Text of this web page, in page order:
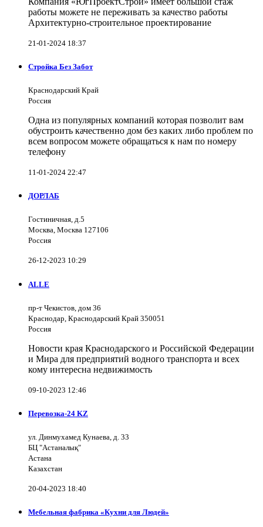
работы можете не переживать за качество работы
Архитектурно-строительное проектирование
21-01-2024 18:37
Стройка Без Забот
Краснодарский Край
Россия
Одна из популярных компаний которая позволит вам
обустроить качественно дом без каких либо проблем по
всем вопросом можете обращаться к нам по номеру
телефону
11-01-2024 22:47
ДОРЛАБ
Гостиничная, д.5
Москва, Москва 127106
Россия
26-12-2023 10:29
ALLE
пр-т Чекистов, дом 36
Краснодар, Краснодарский Край 350051
Россия
Новости края Краснодарского и Российской Федерации
и Мира для предприятий водного транспорта и всех
кому интересна недвижимость
09-10-2023 12:46
Перевозка-24 KZ
ул. Динмухамед Кунаева, д. 33
БЦ "Астаналық"
Астана
Казахстан
20-04-2023 18:40
Мебельная фабрика «Кухни для Людей»